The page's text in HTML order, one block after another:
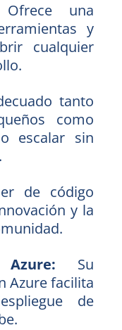
Ofrece una
y
cualquier
tanto
como
escalar sin
de código
y la
Su
Azure facilita
de